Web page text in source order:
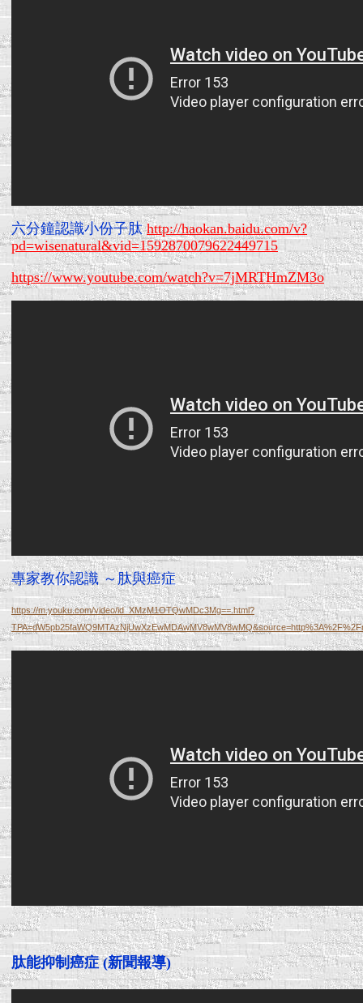
六分鐘認識小份子肽http://haokan.baidu.com/v?
pd=wisenatural&vid=1592870079622449715
https://www.youtube.com/watch?v=7jMRTHmZM3o
專家教你認識 ～肽與癌症
https://m.youku.com/video/id_XMzM1OTQwMDc3Mg==.html?
肽能抑制癌症 (新聞報導)